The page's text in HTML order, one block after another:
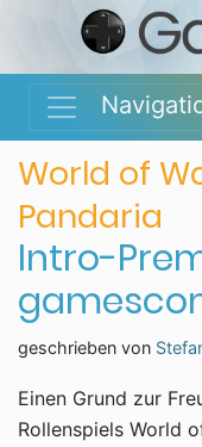
World of
Pandaria
Intro-
geschrieben von
Einen Grund zur
Rollenspiels World